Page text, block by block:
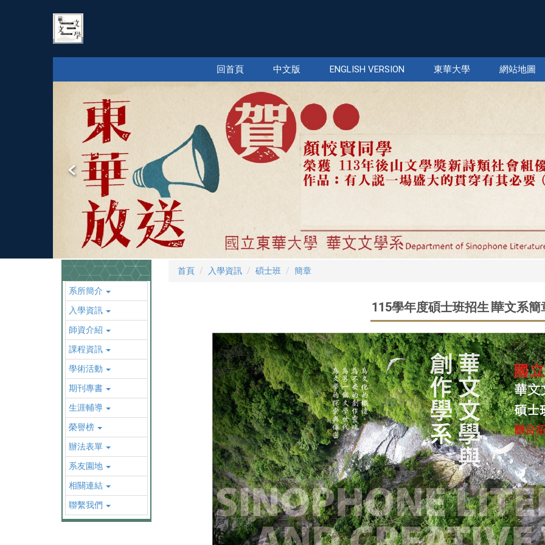
回首頁 中文版 ENGLISH VERSION 東華大學 網站地圖
系所簡介
入學資訊
師資介紹
課程資訊
學術活動
期刊專書
生涯輔導
榮譽榜
辦法表單
系友園地
相關連結
聯繫我們
首頁 入學資訊 碩士班 簡章
115學年度碩士班招生∣華文系簡